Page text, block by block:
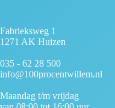
Fabrieksweg 1
1271 AK Huizen
035 - 62 28 500
info@100procentwillem.nl
Maandag t/m vrijdag